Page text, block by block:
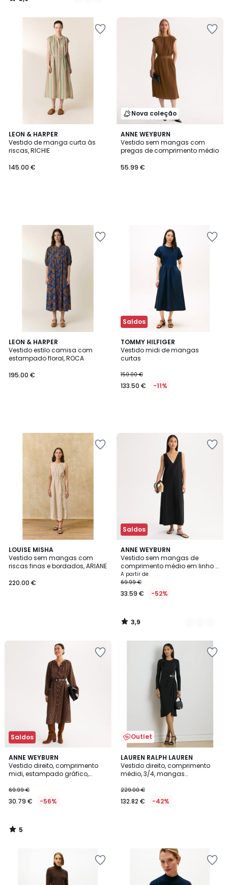
/
LEON & HARPER
Vestido de manga curta às
riscas, RICHIE
145.00 €
Nova coleção
ANNE WEYBURN
Vestido sem mangas com
pregas de comprimento médio
55.99 €
LEON & HARPER
Vestido estilo camisa com
estampado floral, ROCA
195.00 €
Saldos
TOMMY HILFIGER
Vestido midi de mangas
curtas
150.00 €
133.50 € -11%
LOUISE MISHA
Vestido sem mangas com
riscas finas e bordados, ARIANE
220.00 €
Saldos
ANNE WEYBURN
Vestido sem mangas de
comprimento médio em linho e
viscose
A partir de
69.99 €
33.59 € -52%
3,9
/ 5
2
Cores
3,9
/
Saldos
ANNE WEYBURN
Vestido direito, comprimento
midi, estampado gráfico,
69.99 €
30.79 € -56%
5
/
5
5
/
Outlet
LAUREN RALPH LAUREN
Vestido direito, comprimento
médio, 3/4, mangas
229.00 €
132.82 € -42%